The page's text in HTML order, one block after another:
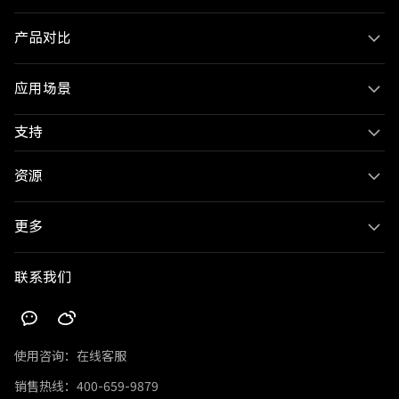
产品对比
应用场景
支持
资源
更多
联系我们
使用咨询： 在线客服
销售热线： 400-659-9879